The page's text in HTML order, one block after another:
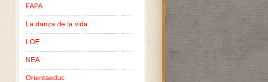
FAPA
La danza de la vida
LOE
NEA
Orientaeduc